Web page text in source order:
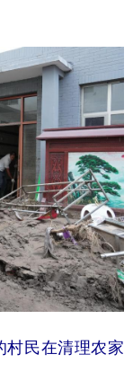
上市公司
山西
江苏
江西
湖南
重庆
民在清理农家